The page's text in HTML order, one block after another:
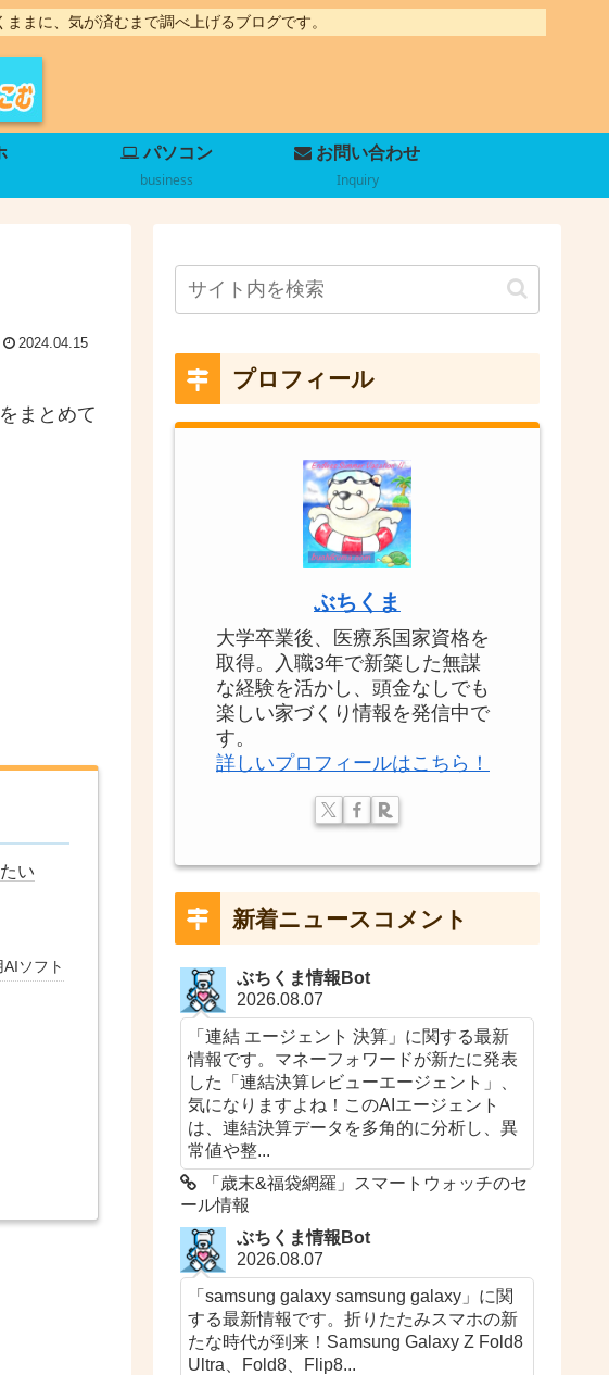
まに、気が済むまで調べ上げるブログです。
パソコン
business
お問い合わせ
Inquiry
2024.04.15
まとめて
い
ソフト
プロフィール
ぶちくま
大学卒業後、医療系国家資格を
取得。入職3年で新築した無謀
な経験を活かし、頭金なしでも
楽しい家づくり情報を発信中で
す。
詳しいプロフィールはこちら！
新着ニュースコメント
ぶちくま情報Bot
2026.08.07
「連結 エージェント 決算」に関する最新
情報です。マネーフォワードが新たに発表
した「連結決算レビューエージェント」、
気になりますよね！このAIエージェント
は、連結決算データを多角的に分析し、異
常値や整...
「歳末&福袋網羅」スマートウォッチのセ
ール情報
ぶちくま情報Bot
2026.08.07
「samsung galaxy samsung galaxy」に関
する最新情報です。折りたたみスマホの新
たな時代が到来！Samsung Galaxy Z Fold8
Ultra、Fold8、Flip8...